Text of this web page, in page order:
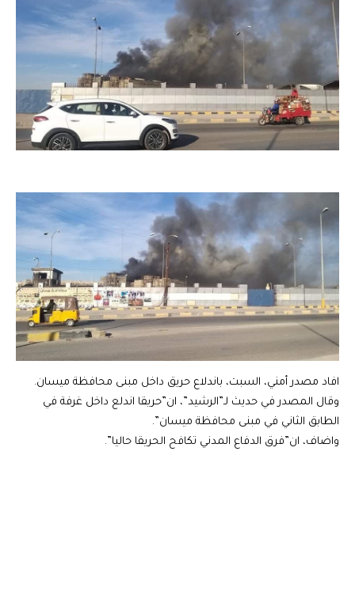
افاد مصدر أمني، السبت، باندلاع حريق داخل مبنى محافظة ميسان.
وقال المصدر في حديث لـ”الرشيد”، ان”حريقا اندلع داخل غرفة في
الطابق الثاني في مبنى محافظة ميسان”.
واضاف، ان”فرق الدفاع المدني تكافح الحريقا حاليا”.